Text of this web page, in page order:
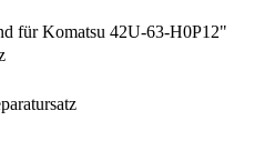
für Komatsu 42U-63-H0P12"